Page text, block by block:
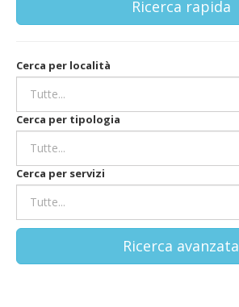
Ricerca rapida
Cerca per località
Cerca per tipologia
Cerca per servizi
Ricerca avanzata